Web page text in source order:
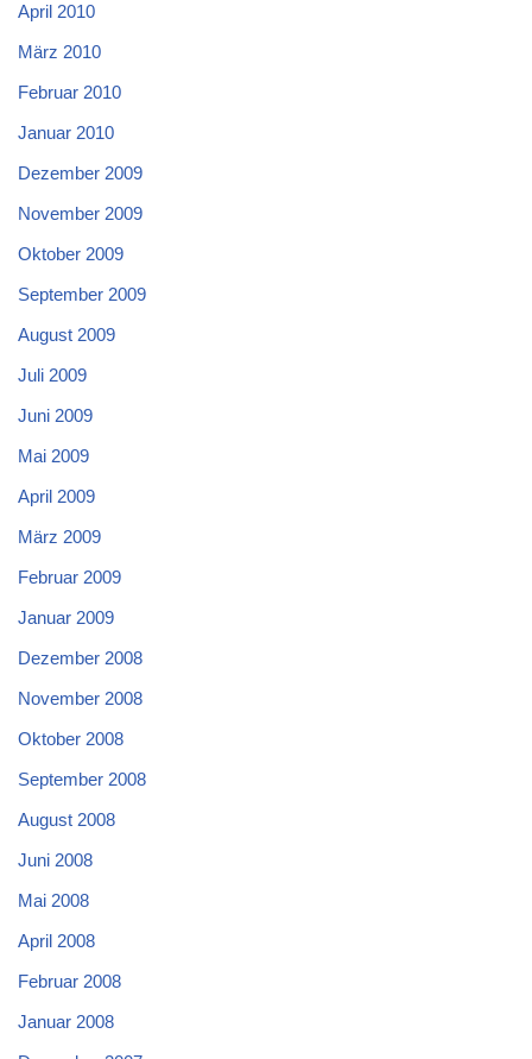
April 2010
März 2010
Februar 2010
Januar 2010
Dezember 2009
November 2009
Oktober 2009
September 2009
August 2009
Juli 2009
Juni 2009
Mai 2009
April 2009
März 2009
Februar 2009
Januar 2009
Dezember 2008
November 2008
Oktober 2008
September 2008
August 2008
Juni 2008
Mai 2008
April 2008
Februar 2008
Januar 2008